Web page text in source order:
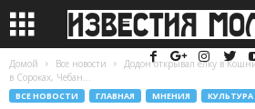
Домой Все новости
Додон открывал елку в
в Сороках, Чебан...
ВСЕ НОВОСТИ ГЛАВНАЯ МНЕНИЯ КУЛЬТУРА